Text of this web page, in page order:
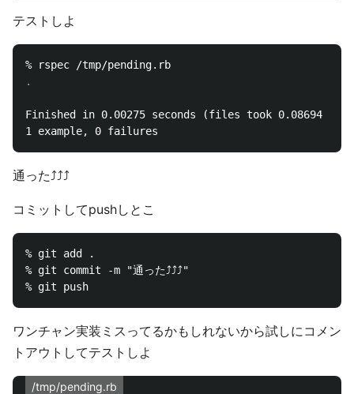
テストしよ
Finished in 0.00275 seconds (files took 0.08694
通った⤴⤴⤴
コミットしてpushしとこ
% git add .
% git commit -m "通った⤴⤴⤴"
ワンチャン実装ミスってるかもしれないから試しにコメン
トアウトしてテストしよ
/tmp/pending.rb